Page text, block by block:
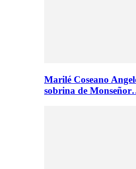
Marilé Coseano
sobrina de